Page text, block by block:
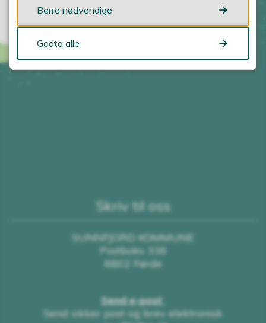
Skriv til oss
SUNNFJORD KOMMUNE
Postboks 338
6802 Førde
Send e-post
Send sikker post og brev elektronisk
Berre nødvendige
Godta alle